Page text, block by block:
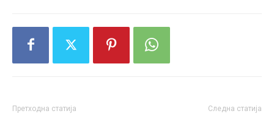
Претходна статија Следна статија